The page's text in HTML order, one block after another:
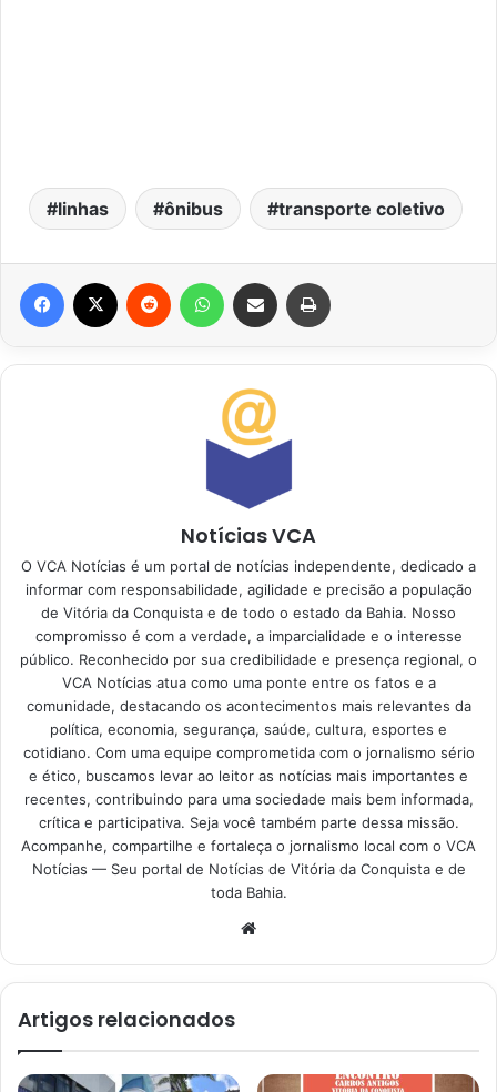
linhas ônibus transporte coletivo
Facebook Reddit WhatsAppCompartilhar via e-mail
Notícias VCA
O VCA Notícias é um portal de notícias independente, dedicado a
informar com responsabilidade, agilidade e precisão a população
de Vitória da Conquista e de todo o estado da Bahia. Nosso
compromisso é com a verdade, a imparcialidade e o interesse
público. Reconhecido por sua credibilidade e presença regional, o
VCA Notícias atua como uma ponte entre os fatos e a
comunidade, destacando os acontecimentos mais relevantes da
política, economia, segurança, saúde, cultura, esportes e
cotidiano. Com uma equipe comprometida com o jornalismo sério
e ético, buscamos levar ao leitor as notícias mais importantes e
recentes, contribuindo para uma sociedade mais bem informada,
crítica e participativa. Seja você também parte dessa missão.
Acompanhe, compartilhe e fortaleça o jornalismo local com o VCA
Notícias — Seu portal de Notícias de Vitória da Conquista e de
toda Bahia.
Artigos relacionados